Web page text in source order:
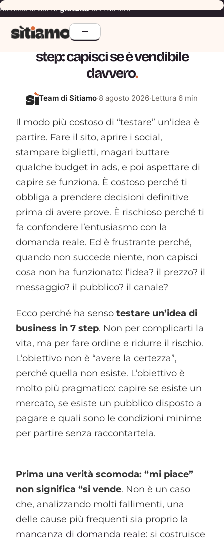
Richiedi la bozzagratuitadel tuo sito
PRIMA DI PARTIRE
Testare un’idea di business in 7
step: capisci se è vendibile
davvero.
Team di Sitiamo·8 agosto 2026·Lettura 6 min
Il modo più costoso di “testare” un’idea è
partire. Fare il sito, aprire i social,
stampare biglietti, magari buttare
qualche budget in ads, e poi aspettare di
capire se funziona. È costoso perché ti
obbliga a prendere decisioni definitive
prima di avere prove. È rischioso perché ti
fa confondere l’entusiasmo con la
domanda reale. Ed è frustrante perché,
quando non succede niente, non capisci
cosa non ha funzionato: l’idea? il prezzo? il
messaggio? il pubblico? il canale?
Ecco perché ha senso testare un’idea di
business in 7 step. Non per complicarti la
vita, ma per fare ordine e ridurre il rischio.
L’obiettivo non è “avere la certezza”,
perché quella non esiste. L’obiettivo è
molto più pragmatico: capire se esiste un
mercato, se esiste un pubblico disposto a
pagare e quali sono le condizioni minime
per partire senza raccontartela.
Prima una verità scomoda: “mi piace”
non significa “si vende. Non è un caso
che, analizzando molti fallimenti, una
delle cause più frequenti sia proprio la
mancanza di domanda reale: si costruisce